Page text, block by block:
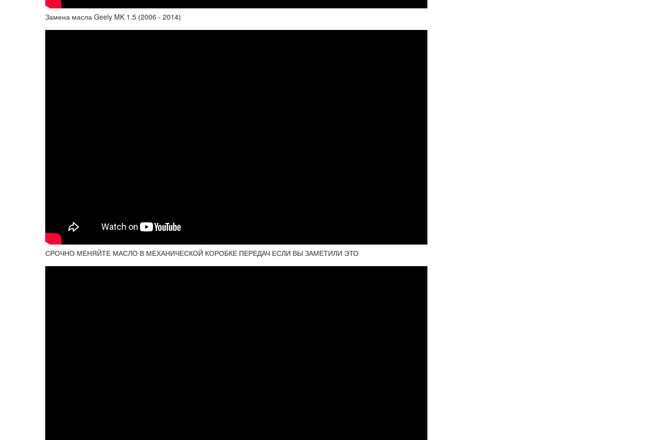
Замена масла Geely MK 1.5 (2006 - 2014)
СРОЧНО МЕНЯЙТЕ МАСЛО В МЕХАНИЧЕСКОЙ КОРОБКЕ ПЕРЕДАЧ ЕСЛИ ВЫ ЗАМЕТИЛИ ЭТО